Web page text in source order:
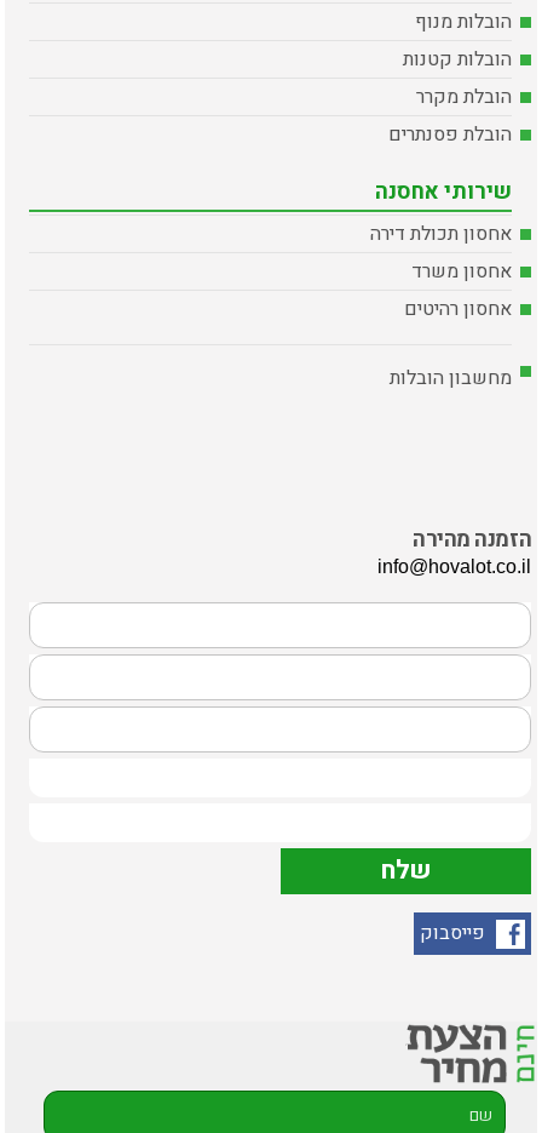
הובלות מנוף
הובלות קטנות
הובלת מקרר
הובלת פסנתרים
שירותי אחסנה
אחסון תכולת דירה
אחסון משרד
אחסון רהיטים
מחשבון הובלות
הזמנה מהירה
info@hovalot.co.il
פייסבוק